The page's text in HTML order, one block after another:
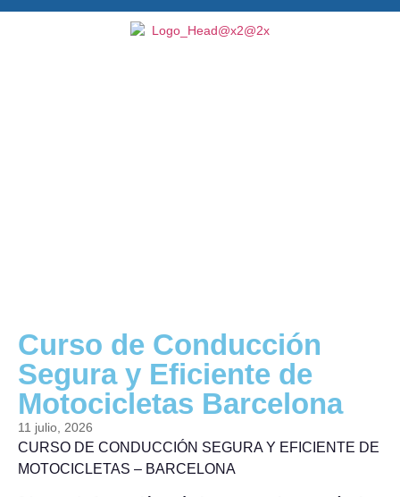
Curso de Conducción
Segura y Eficiente de
Motocicletas Barcelona
11 julio, 2026
CURSO DE CONDUCCIÓN SEGURA Y EFICIENTE DE
MOTOCICLETAS – BARCELONA